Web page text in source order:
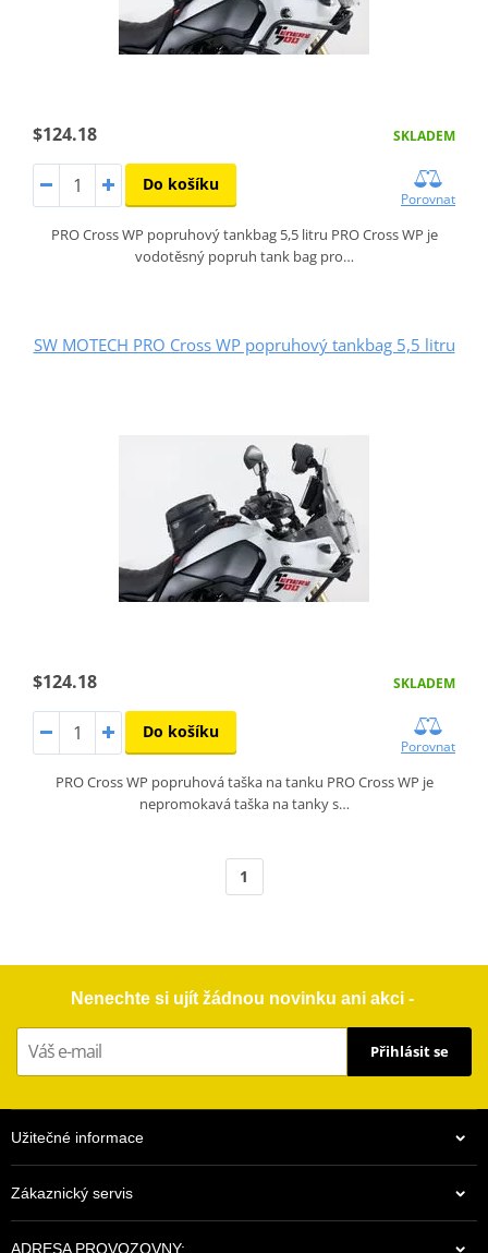
$124.18 SKLADEM
Do košíku
Porovnat
PRO Cross WP popruhový tankbag 5,5 litru PRO Cross WP je
vodotěsný popruh tank bag pro…
SW MOTECH PRO Cross WP popruhový tankbag 5,5 litru
$124.18 SKLADEM
Do košíku
Porovnat
PRO Cross WP popruhová taška na tanku PRO Cross WP je
nepromokavá taška na tanky s…
1
Nenechte si ujít žádnou novinku ani akci -
Přihlásit se
Užitečné informace
Zákaznický servis
ADRESA PROVOZOVNY: